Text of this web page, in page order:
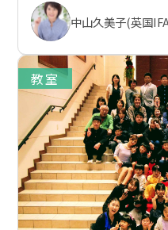
中山久美子(英国
教室